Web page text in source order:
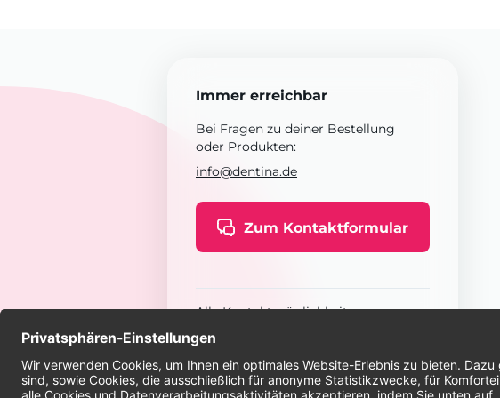
Immer erreichbar
Bei Fragen zu deiner Bestellung
oder Produkten:
info@dentina.de
Zum Kontaktformular
Alle Kontaktmöglichkeiten